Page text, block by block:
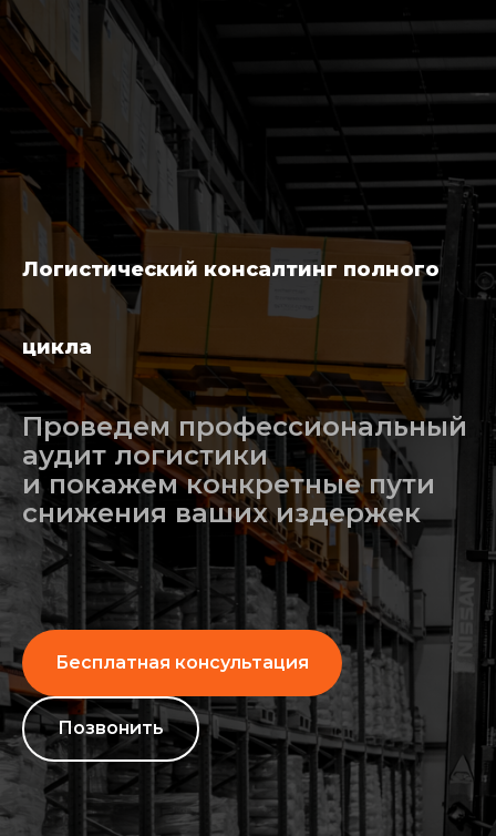
Логистический консалтинг полного
цикла
Проведем профессиональный
аудит логистики
и покажем конкретные пути
снижения ваших издержек
Бесплатная консультация
Позвонить